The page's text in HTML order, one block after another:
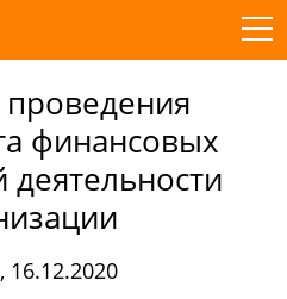
финансовых
деятельности
, 16.12.2020